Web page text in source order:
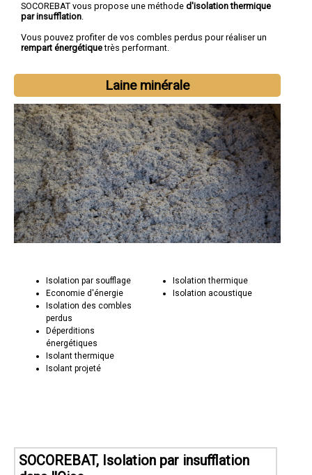
SOCOREBAT vous propose une méthode d'isolation thermique
par insufflation.
Vous pouvez profiter de vos combles perdus pour réaliser un
rempart énergétiquetrès performant.
Laine minérale
Isolation par soufflage
Economie d'énergie
Isolation des combles
perdus
Déperditions
énergétiques
Isolant thermique
Isolant projeté
Isolation thermique
Isolation acoustique
SOCOREBAT, Isolation par insufflation